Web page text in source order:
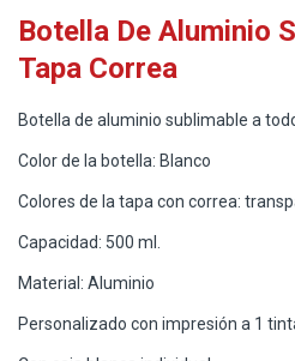
Botella De Aluminio
Tapa Correa
Botella de aluminio sublimable a
Color de la botella: Blanco
Colores de la tapa con correa:
Capacidad: 500 ml.
Material: Aluminio
Personalizado con impresión a 1